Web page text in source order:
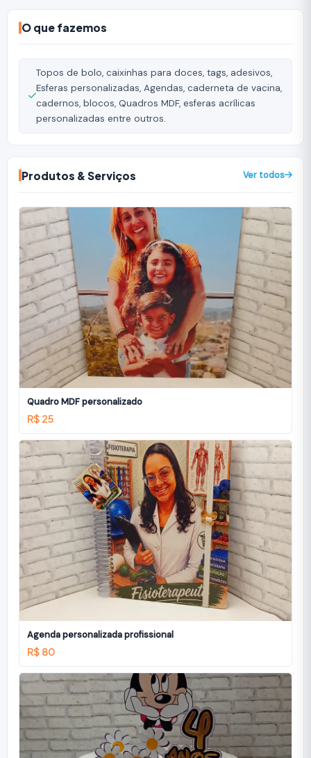
O que fazemos
Topos de bolo, caixinhas para doces, tags, adesivos,
Esferas personalizadas, Agendas, caderneta de vacina,
cadernos, blocos, Quadros MDF, esferas acrílicas
personalizadas entre outros.
Produtos & Serviços Ver todos
Quadro MDF personalizado
R$ 25
Agenda personalizada profissional
R$ 80